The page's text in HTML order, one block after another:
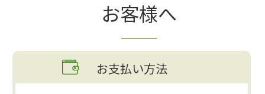
お客様へ
お支払い方法